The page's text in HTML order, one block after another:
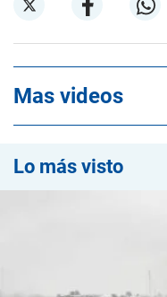
Mas videos
Lo más visto